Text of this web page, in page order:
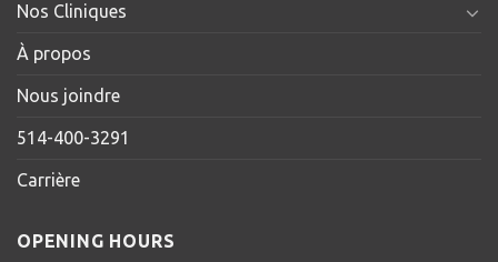
Nos Cliniques
À propos
Nous joindre
514-400-3291
Carrière
OPENING HOURS